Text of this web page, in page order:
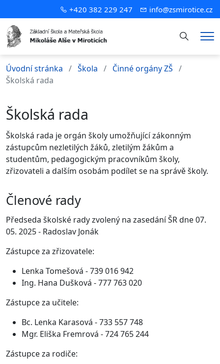
+420 382 229 247 info@zsmirotice.cz
Hledání
Úvodní stránka Škola
Činné orgány ZŠ
Školská rada
Školská rada
Školská rada je orgán školy umožňující zákonným
zástupcům nezletilých žáků, zletilým žákům a
studentům, pedagogickým pracovníkům školy,
zřizovateli a dalším osobám podílet se na správě školy.
Členové rady
Předseda školské rady zvolený na zasedání ŠR dne 07.
05. 2025 - Radoslav Jonák
Zástupce za zřizovatele:
Lenka Tomešová - 739 016 942
Ing. Hana Dušková - 777 763 020
Zástupce za učitele:
Bc. Lenka Karasová -733 557 748
Mgr. Eliška Fremrová - 724 765 244
Zástupce za rodiče: